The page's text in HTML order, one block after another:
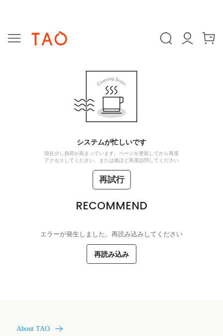
システムが忙しいです
現在少し負荷が高まっています。ページを更新してから再度
アクセスしてください、または後ほど再度訪問してください
再試行
RECOMMEND
エラーが発生しました。再読み込みしてください
再読み込み
About TAO